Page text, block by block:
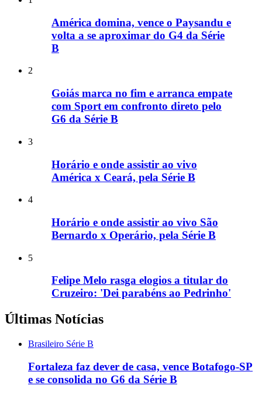
América domina, vence o Paysandu e
volta a se aproximar do G4 da Série
B
2
Goiás marca no fim e arranca empate
com Sport em confronto direto pelo
G6 da Série B
3
Horário e onde assistir ao vivo
América x Ceará, pela Série B
4
Horário e onde assistir ao vivo São
Bernardo x Operário, pela Série B
5
Felipe Melo rasga elogios a titular do
Cruzeiro: 'Dei parabéns ao Pedrinho'
Últimas Notícias
Brasileiro Série B
Fortaleza faz dever de casa, vence Botafogo-SP
e se consolida no G6 da Série B